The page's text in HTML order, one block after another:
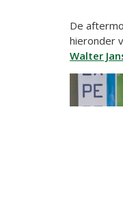
De
hieronder
Walter